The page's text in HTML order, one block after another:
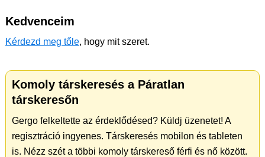
Kedvenceim
Kérdezd meg tőle, hogy mit szeret.
Komoly társkeresés a Páratlan
társkeresőn
Gergo felkeltette az érdeklődésed? Küldj üzenetet! A
regisztráció ingyenes. Társkeresés mobilon és tableten
is. Nézz szét a többi komoly társkereső férfi és nő között.